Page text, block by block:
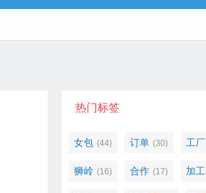
热门标签
女包 (44) 订单 (30) 工厂
狮岭 (16) 合作 (17) 加工